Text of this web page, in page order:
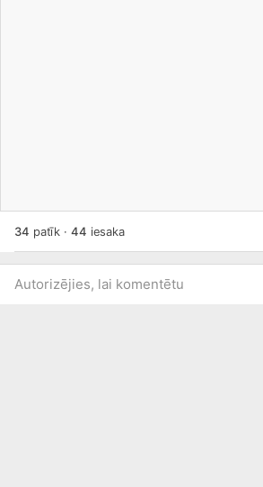
34 patīk · 44 iesaka
Autorizējies, lai komentētu